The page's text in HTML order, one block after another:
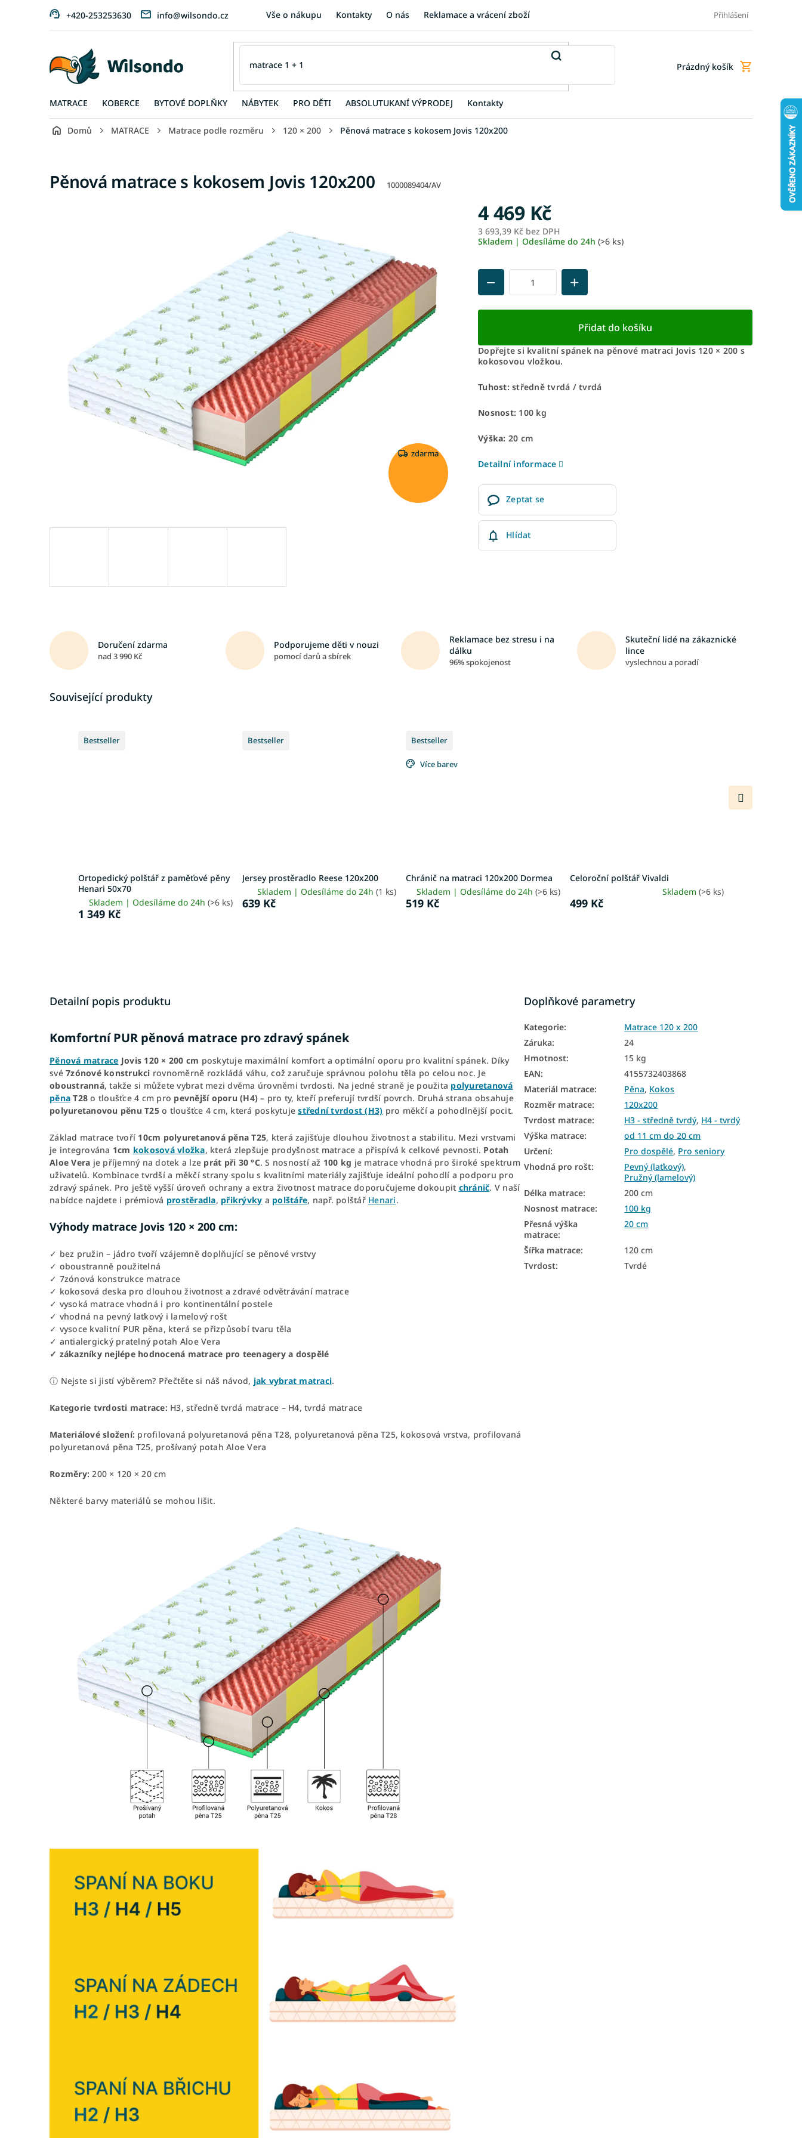
+420-253253630 info@wilsondo.cz Vše o nákupu Kontakty O nás Reklamace a vrácení zboží Obchodní podmínky
Přihlášení
Nákupní
Prázdný košík
MATRACE KOBERCE BYTOVÉ DOPLŇKY NÁBYTEK PRO DĚTI ABSOLUTUKANÍ VÝPRODEJ Kontakty
Domů MATRACE Matrace podle rozměru 120 × 200 Pěnová matrace s kokosem Jovis 120x200
Pěnová matrace s kokosem Jovis 120x200 1000089404/AV
zdarma
4 469 Kč
3 693,39 Kč bez DPH
Skladem | Odesíláme do 24h (>6 ks)
Přidat do košíku
Dopřejte si kvalitní spánek na pěnové matraci Jovis 120 × 200 s
kokosovou vložkou.
Tuhost:středně tvrdá / tvrdá
Nosnost: 100 kg
Výška: 20 cm
Detailní informace
Zeptat se
Hlídat
Doručení zdarma
nad 3 990 Kč
Podporujeme děti v nouzi
pomocí darů a sbírek
Reklamace bez stresu i na
dálku
96% spokojenost
Skuteční lidé na zákaznické
lince
vyslechnou a poradí
Související produkty
Bestseller
Ortopedický polštář z paměťové pěny
Henari 50x70
Skladem | Odesíláme do 24h (>6 ks)
1 349 Kč
Bestseller
Jersey prostěradlo Reese 120x200
Skladem | Odesíláme do 24h (1 ks)
639 Kč
Bestseller
Více barev
Chránič na matraci 120x200 Dormea
Skladem | Odesíláme do 24h (>6 ks)
519 Kč
Celoroční polštář Vivaldi
Skladem (>6 ks)
499 Kč
Další
produkt
Detailní popis produktu
Komfortní PUR pěnová matrace pro zdravý spánek
Pěnová matrace Jovis 120 × 200 cm poskytuje maximální komfort a optimální oporu pro kvalitní spánek. Díky
své 7zónové konstrukci rovnoměrně rozkládá váhu, což zaručuje správnou polohu těla po celou noc. Je
oboustranná, takže si můžete vybrat mezi dvěma úrovněmi tvrdosti. Na jedné straně je použita polyuretanová
pěna T28 o tloušťce 4 cm pro pevnější oporu (H4) – pro ty, kteří preferují tvrdší povrch. Druhá strana obsahuje
polyuretanovou pěnu T25o tloušťce 4 cm, která poskytujestřední tvrdost (H3) pro měkčí a pohodlnější pocit.
Základ matrace tvoří 10cm polyuretanová pěna T25, která zajišťuje dlouhou životnost a stabilitu. Mezi vrstvami
je integrována 1cm kokosová vložka, která zlepšuje prodyšnost matrace a přispívá k celkové pevnosti. Potah
Aloe Vera je příjemný na dotek a lze prát při 30 °C. S nosností až 100 kg je matrace vhodná pro široké spektrum
uživatelů. Kombinace tvrdší a měkčí strany spolu s kvalitními materiály zajišťuje ideální pohodlí a podporu pro
zdravý spánek. Pro ještě vyšší úroveň ochrany a extra životnost matrace doporučujeme dokoupit chránič. V naší
nabídce najdete i prémiová prostěradla, přikrývky a polštáře, např. polštář Henari.
Výhody matrace Jovis 120 × 200 cm:
✓ bez pružin – jádro tvoří vzájemně doplňující se pěnové vrstvy
✓ oboustranně použitelná
✓ 7zónová konstrukce matrace
✓ kokosová deska pro dlouhou životnost a zdravé odvětrávání matrace
✓ vysoká matrace vhodná i pro kontinentální postele
✓ vhodná na pevný laťkový i lamelový rošt
✓ vysoce kvalitní PUR pěna, která se přizpůsobí tvaru těla
✓ antialergický pratelný potah Aloe Vera
✓ zákazníky nejlépe hodnocená matrace pro teenagery a dospělé
ⓘ Nejste si jistí výběrem? Přečtěte si náš návod, jak vybrat matraci.
Kategorie tvrdosti matrace:H3, středně tvrdá matrace – H4, tvrdá matrace
Materiálové složení: profilovaná polyuretanová pěna T28, polyuretanová pěna T25, kokosová vrstva, profilovaná
polyuretanová pěna T25, prošívaný potah Aloe Vera
Rozměry: 200 × 120 × 20 cm
Některé barvy materiálů se mohou lišit.
Doplňkové parametry
Kategorie:
Matrace 120 x 200
Záruka:
24
Hmotnost:
15 kg
EAN:
4155732403868
Materiál matrace: Pěna, Kokos
Rozměr matrace:
120x200
Tvrdost matrace: H3 - středně tvrdý, H4 - tvrdý
Výška matrace:
od 11 cm do 20 cm
Určení: Pro dospělé, Pro seniory
Vhodná pro rošt: Pevný (laťkový),
Pružný (lamelový)
Délka matrace:
200 cm
Nosnost matrace:
100 kg
Přesná výška
matrace:
20 cm
Šířka matrace:
120 cm
Tvrdost: Tvrdé